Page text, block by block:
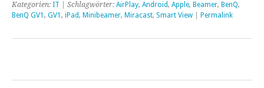
Kategorien: IT | Schlagwörter: AirPlay, Android, Apple, Beamer, BenQ,
BenQ GV1 , GV1 , iPad, Minibeamer, Miracast, Smart View Permalink